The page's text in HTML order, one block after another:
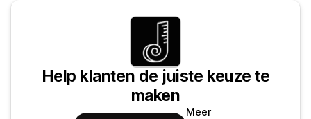
Help klanten de juiste keuze te
maken
Meer